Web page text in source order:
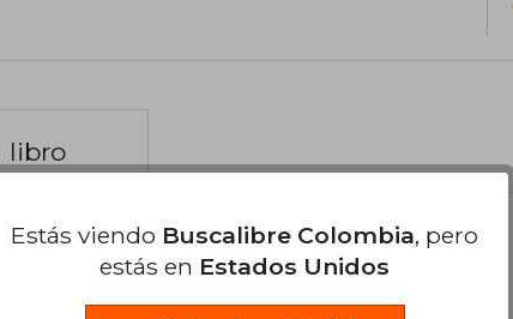
libro
Originales.
Estás viendo Buscalibre Colombia, pero
estás en Estados Unidos